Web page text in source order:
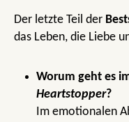
Der letzte Teil der
das Leben, die Liebe
Worum geht es
Heartstopper?
Im emotionalen